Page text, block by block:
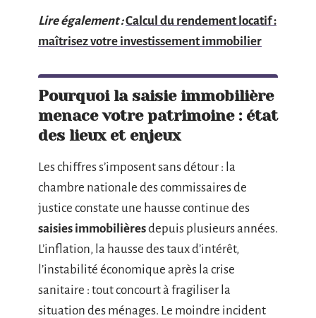
Lire également :Calcul du rendement locatif :
maîtrisez votre investissement immobilier
Pourquoi la saisie immobilière
menace votre patrimoine : état
des lieux et enjeux
Les chiffres s’imposent sans détour : la
chambre nationale des commissaires de
justice constate une hausse continue des
saisies immobilièresdepuis plusieurs années.
L’inflation, la hausse des taux d’intérêt,
l’instabilité économique après la crise
sanitaire : tout concourt à fragiliser la
situation des ménages. Le moindre incident